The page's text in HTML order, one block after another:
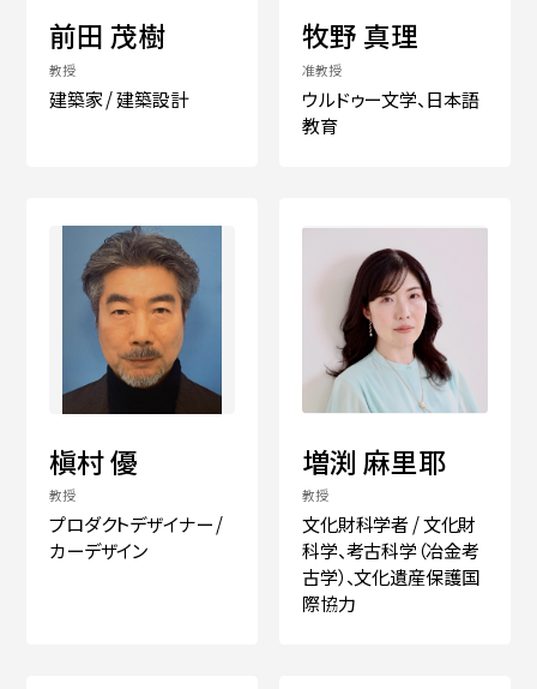
前田 茂樹
教授
建築家 / 建築設計
牧野 真理
准教授
ウルドゥー文学、日本語
教育
槇村 優
教授
プロダクトデザイナー /
カーデザイン
増渕 麻里耶
教授
文化財科学者 / 文化財
科学、考古科学（冶金考
古学）、文化遺産保護国
際協力